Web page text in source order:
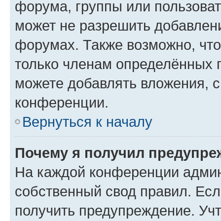
форума, группы или
может не разрешить
форумах. Также возможно,
только членам определённых
можете добавлять вложения,
конференции.
Вернуться к началу
Почему я получил
На каждой конференции
собственный свод правил.
получить предупреждение.